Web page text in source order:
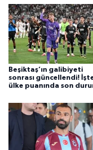
Beşiktaş’ın galibiyeti
sonrası güncellendi!
ülke puanında son